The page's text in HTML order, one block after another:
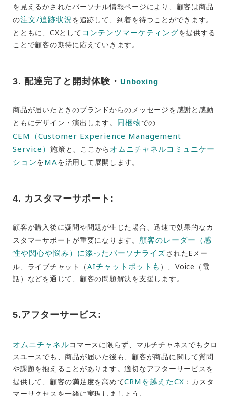
を見えるかされたパーソナル情報ページにより、顧客は商品
の注文/追跡状況を追跡して、到着を待つことができます。
とともに、CXとして コンテンツマーケティングを提供する
ことで顧客の期待に応えていきます。
3. 配達完了と開封体験・ Unboxing
商品が届いたときのブランドからのメッセージを感謝と感動
ともにデザイン・演出します。 同梱物での
CEM（Customer Experience Management
Service） 施策と、ここから オムニチャネルコミュニケー
ションをMAを活用して展開します。
4. カスタマーサポート:
顧客が購入後に疑問や問題が生じた場合、迅速で効果的なカ
スタマーサポートが重要になります。 顧客のレーダー（感
性や関心や悩み）に添ったパーソナライズされたEメー
ル、ライブチャット（AIチャットボットも ）、Voice（電
話）などを通じて、顧客の問題解決を支援します。
5.アフターサービス:
オムニチャネルコマースに限らず、マルチチャネスでもクロ
スユースでも、商品が届いた後も、顧客が商品に関して質問
や課題を抱えることがあります。適切なアフターサービスを
提供して、顧客の満足度を高めてCRMを越えたCX ：カスタ
マーサクセスを一緒に実現しましょう。